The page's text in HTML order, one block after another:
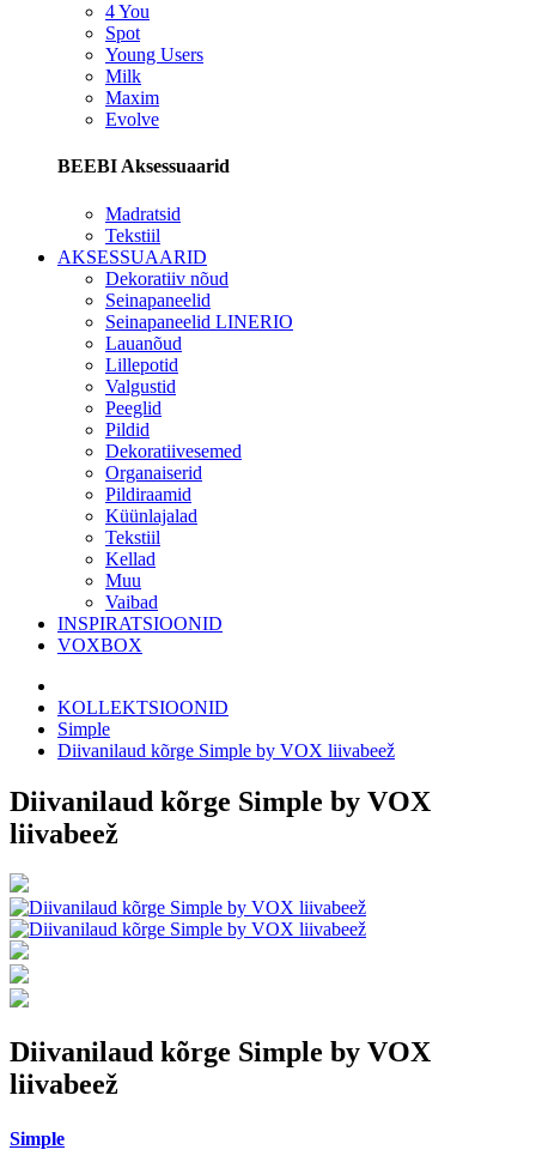
4 You
Spot
Young Users
Milk
Maxim
Evolve
BEEBI Aksessuaarid
Madratsid
Tekstiil
AKSESSUAARID
Dekoratiiv nõud
Seinapaneelid
Seinapaneelid LINERIO
Lauanõud
Lillepotid
Valgustid
Peeglid
Pildid
Dekoratiivesemed
Organaiserid
Pildiraamid
Küünlajalad
Tekstiil
Kellad
Muu
Vaibad
INSPIRATSIOONID
VOXBOX
KOLLEKTSIOONID
Simple
Diivanilaud kõrge Simple by VOX liivabeež
Diivanilaud kõrge Simple by VOX
liivabeež
Diivanilaud kõrge Simple by VOX
liivabeež
Simple